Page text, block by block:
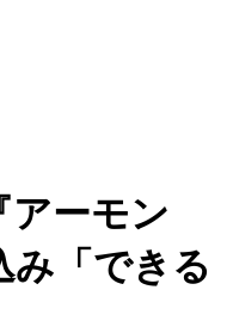
アーモン
み「できる